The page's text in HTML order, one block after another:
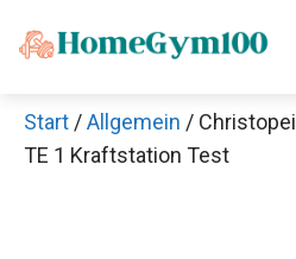
Inhalt
Start /Allgemein /
TE 1 Kraftstation Test